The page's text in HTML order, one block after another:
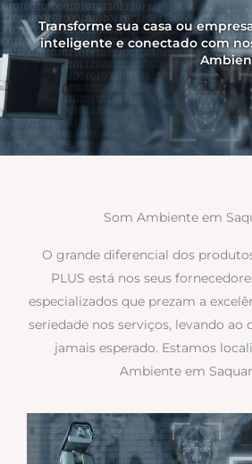
Transforme sua casa ou
inteligente e conectado com
Som Ambiente em
O grande diferencial dos
PLUS está nos seus
especializados que prezam a
seriedade nos serviços, levando
jamais esperado. Estamos
Ambiente em